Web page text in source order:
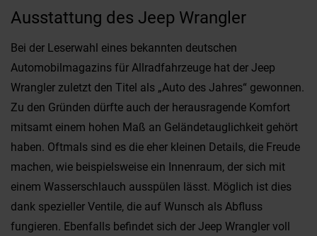
Ausstattung des Jeep Wrangler
Bei der Leserwahl eines bekannten deutschen
Automobilmagazins für Allradfahrzeuge hat der Jeep
Wrangler zuletzt den Titel als „Auto des Jahres“ gewonnen.
Zu den Gründen dürfte auch der herausragende Komfort
mitsamt einem hohen Maß an Geländetauglichkeit gehört
haben. Oftmals sind es die eher kleinen Details, die Freude
machen, wie beispielsweise ein Innenraum, der sich mit
einem Wasserschlauch ausspülen lässt. Möglich ist dies
dank spezieller Ventile, die auf Wunsch als Abfluss
fungieren. Ebenfalls befindet sich der Jeep Wrangler voll